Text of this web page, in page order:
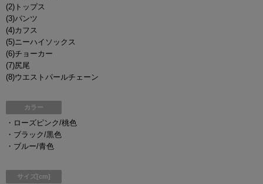
(2)トップス
(3)パンツ
(4)カフス
(5)ニーハイソックス
(6)チョーカー
(7)尻尾
(8)ウエストパールチェーン
カラー
・ローズピンク/桃色
・ブラック/黒色
・ブルー/青色
サイズ[cm]